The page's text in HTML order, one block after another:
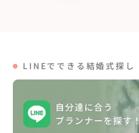
LINEでできる結婚式探し